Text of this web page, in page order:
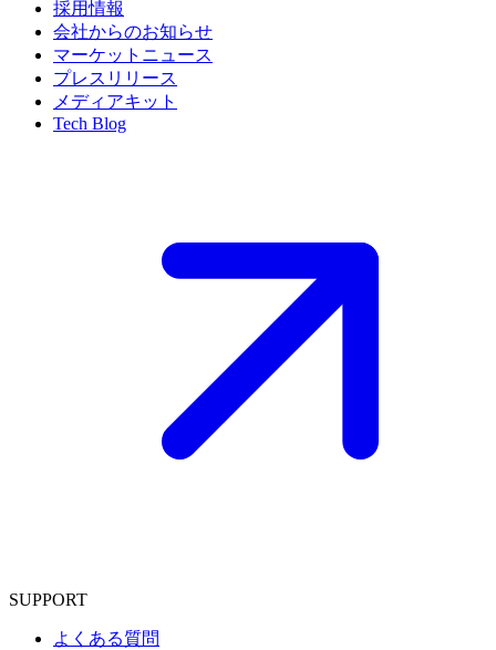
採用情報
会社からのお知らせ
マーケットニュース
プレスリリース
メディアキット
Tech Blog
SUPPORT
よくある質問